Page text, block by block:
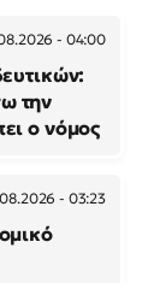
- 04:00
την
ο νόμος
- 03:23